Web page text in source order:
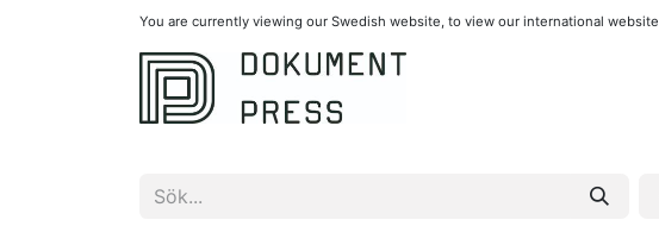
You are currently viewing our Swedish website, to view our international website